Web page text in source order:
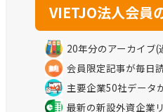
20年分のアーカイブ
会員限定記事が毎日
主要企業50社データ
最新の新設外資企業